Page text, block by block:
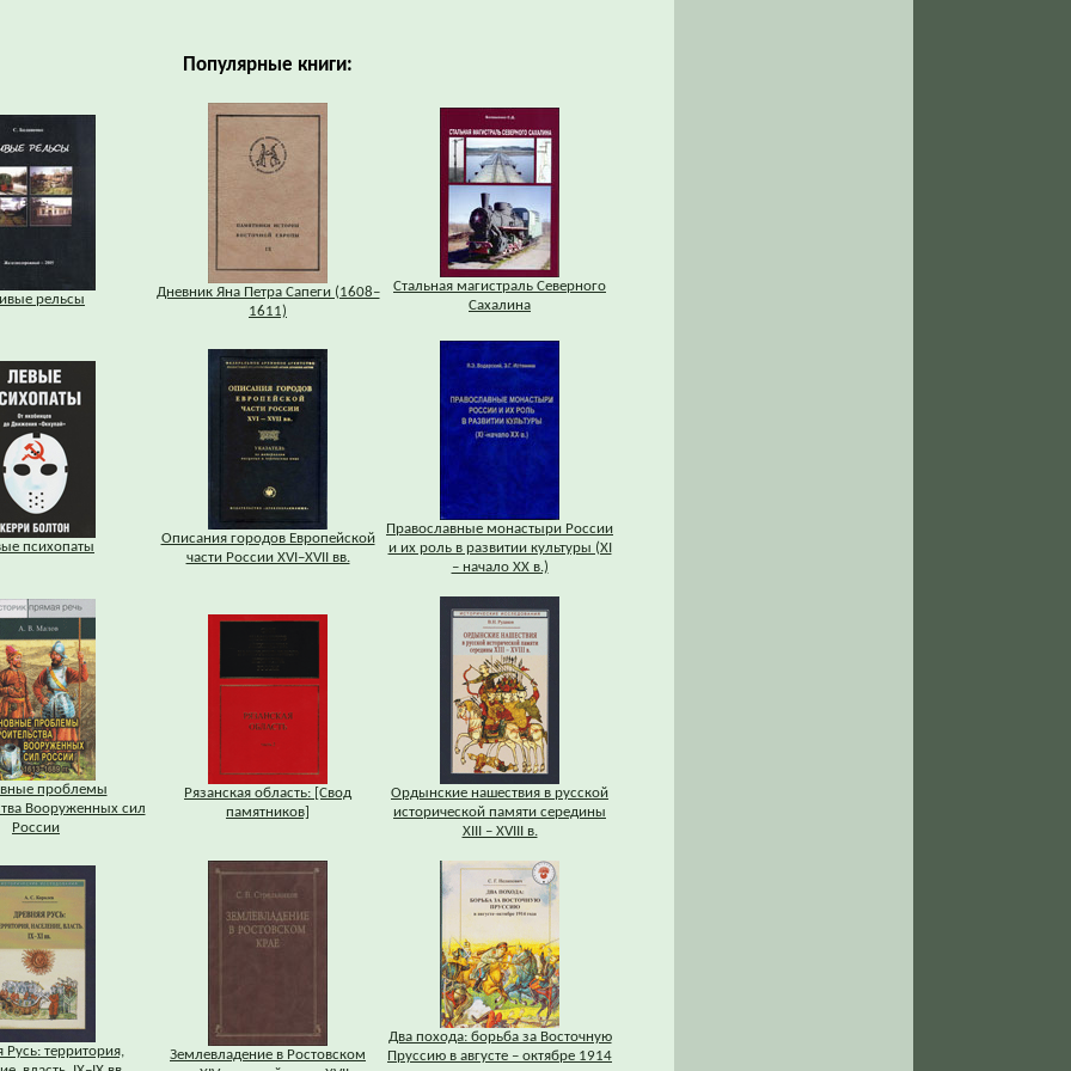
Популярные книги:
рельсы
Дневник Яна Петра Сапеги (1608–
1611)
Стальная магистраль Северного
Сахалина
психопаты
Описания городов Европейской
части России XVI–XVII вв.
Православные монастыри России
и их роль в развитии культуры (XI
– начало XX в.)
проблемы
Вооруженных сил
России
Рязанская область: [Свод
памятников]
Ордынские нашествия в русской
исторической памяти середины
XIII – XVIII в.
Русь: территория,
Землевладение в Ростовском
Два похода: борьба за Восточную
Пруссию в августе – октябре 1914